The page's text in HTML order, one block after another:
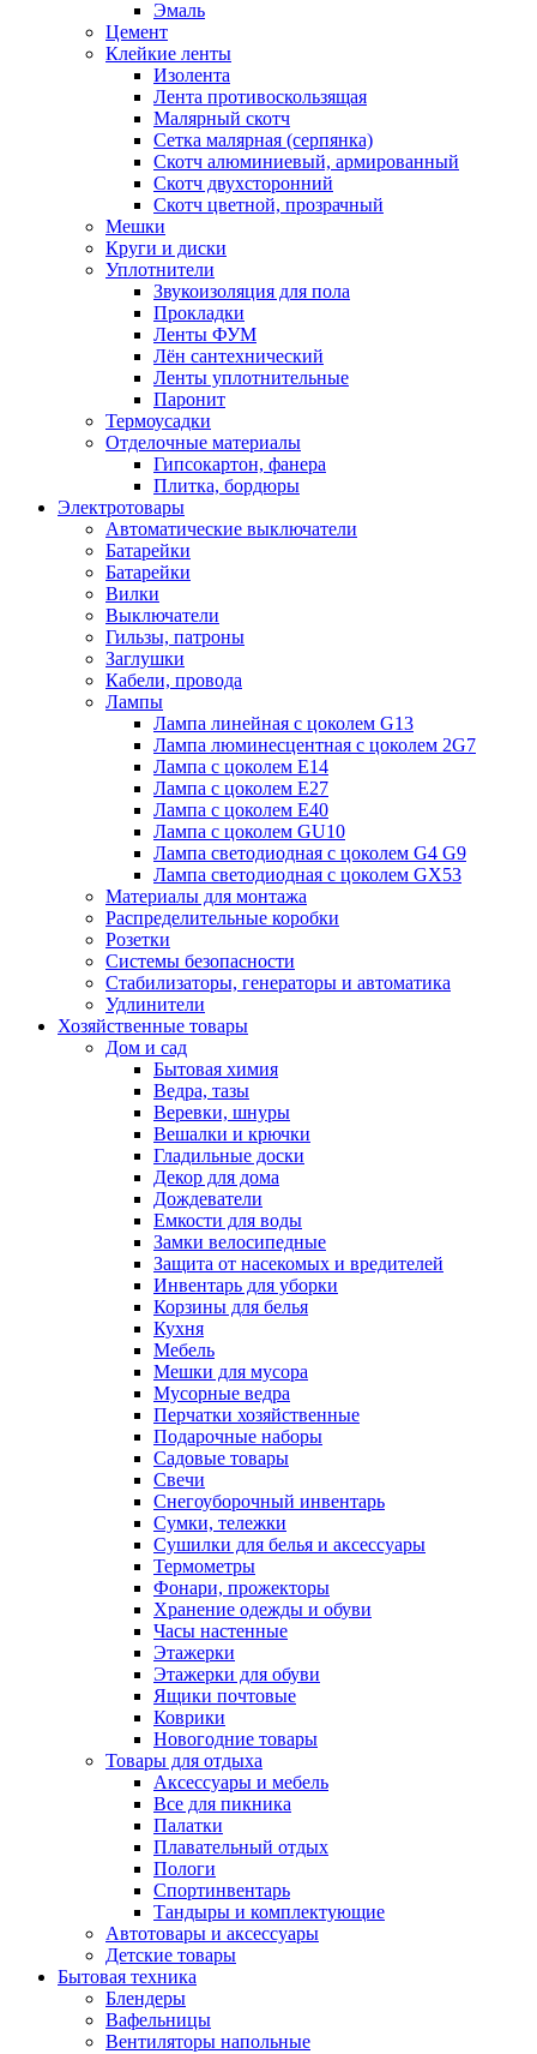
Эмаль
Цемент
Клейкие ленты
Изолента
Лента противоскользящая
Малярный скотч
Сетка малярная (серпянка)
Скотч алюминиевый, армированный
Скотч двухсторонний
Скотч цветной, прозрачный
Мешки
Круги и диски
Уплотнители
Звукоизоляция для пола
Прокладки
Ленты ФУМ
Лён сантехнический
Ленты уплотнительные
Паронит
Термоусадки
Отделочные материалы
Гипсокартон, фанера
Плитка, бордюры
Электротовары
Автоматические выключатели
Батарейки
Батарейки
Вилки
Выключатели
Гильзы, патроны
Заглушки
Кабели, провода
Лампы
Лампа линейная с цоколем G13
Лампа люминесцентная с цоколем 2G7
Лампа с цоколем E14
Лампа с цоколем E27
Лампа с цоколем E40
Лампа с цоколем GU10
Лампа светодиодная с цоколем G4 G9
Лампа светодиодная с цоколем GX53
Материалы для монтажа
Распределительные коробки
Розетки
Системы безопасности
Стабилизаторы, генераторы и автоматика
Удлинители
Хозяйственные товары
Дом и сад
Бытовая химия
Ведра, тазы
Веревки, шнуры
Вешалки и крючки
Гладильные доски
Декор для дома
Дождеватели
Емкости для воды
Замки велосипедные
Защита от насекомых и вредителей
Инвентарь для уборки
Корзины для белья
Кухня
Мебель
Мешки для мусора
Мусорные ведра
Перчатки хозяйственные
Подарочные наборы
Садовые товары
Свечи
Снегоуборочный инвентарь
Сумки, тележки
Сушилки для белья и аксессуары
Термометры
Фонари, прожекторы
Хранение одежды и обуви
Часы настенные
Этажерки
Этажерки для обуви
Ящики почтовые
Коврики
Новогодние товары
Товары для отдыха
Аксессуары и мебель
Все для пикника
Палатки
Плавательный отдых
Пологи
Спортинвентарь
Тандыры и комплектующие
Автотовары и аксессуары
Детские товары
Бытовая техника
Блендеры
Вафельницы
Вентиляторы напольные